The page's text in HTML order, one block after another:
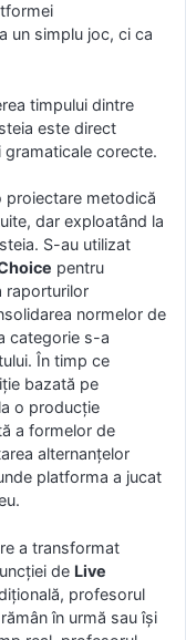
un simplu joc, ci ca
timpului dintre
este direct
corecte.
proiectare metodică
dar exploatând la
S-au utilizat
pentru
raporturilor
normelor de
categorie s-a
În timp ce
bazată pe
o producție
a formelor de
alternanțelor
platforma a jucat
a transformat
de Live
profesorul
în urmă sau își